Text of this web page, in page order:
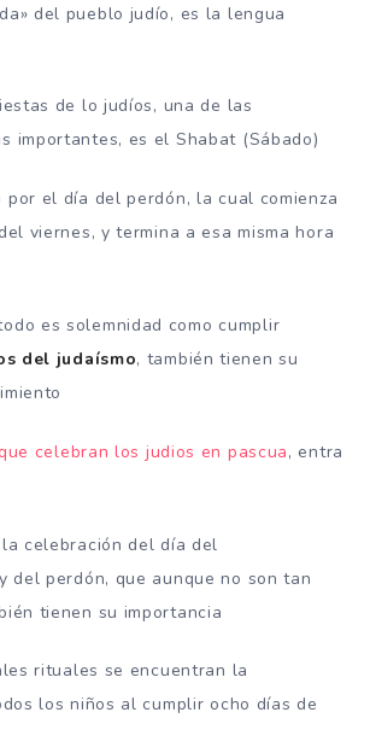
del pueblo judío, es la lengua
de lo judíos, una de las
importantes, es el Shabat (Sábado)
por el día del perdón, la cual comienza
viernes, y termina a esa misma hora
es solemnidad como cumplir
del judaísmo, también tienen su
celebran los judios en pascua, entra
celebración del día del
del perdón, que aunque no son tan
tienen su importancia
rituales se encuentran la
los niños al cumplir ocho días de